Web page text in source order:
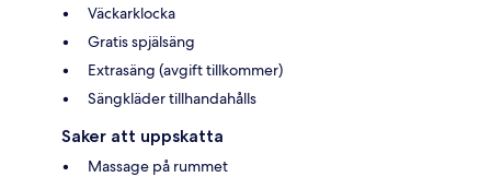
Väckarklocka
Gratis spjälsäng
Extrasäng (avgift tillkommer)
Sängkläder tillhandahålls
Saker att uppskatta
Massage på rummet